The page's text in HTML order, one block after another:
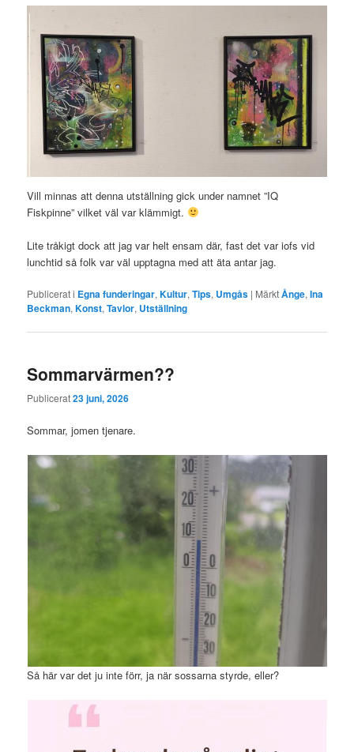
Vill minnas att denna utställning gick under namnet ”IQ
Fiskpinne” vilket väl var klämmigt.
Lite tråkigt dock att jag var helt ensam där, fast det var iofs vid
lunchtid så folk var väl upptagna med att äta antar jag.
Publicerat i Egna funderingar,Kultur,Tips, Umgås | MärktÅnge,Ina
Beckman,Konst,Tavlor, Utställning
Sommarvärmen??
Publicerat23 juni, 2026
Sommar, jomen tjenare.
Så här var det ju inte förr, ja när sossarna styrde, eller?